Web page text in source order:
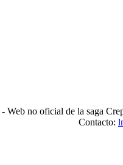
- Web no oficial de la saga
Contacto: